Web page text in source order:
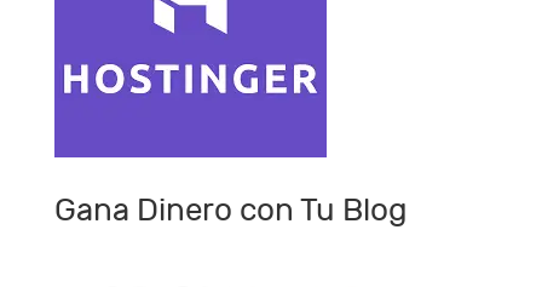
Gana Dinero con Tu Blog